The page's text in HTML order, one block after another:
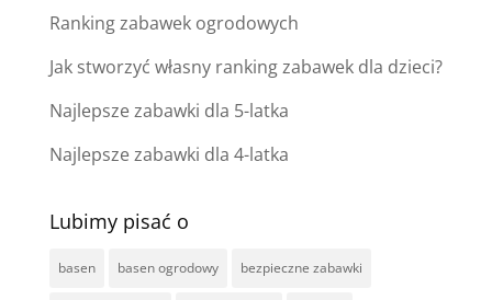
Ranking zabawek ogrodowych
Jak stworzyć własny ranking zabawek dla dzieci?
Najlepsze zabawki dla 5-latka
Najlepsze zabawki dla 4-latka
Lubimy pisać o
basen basen ogrodowy bezpieczne zabawki